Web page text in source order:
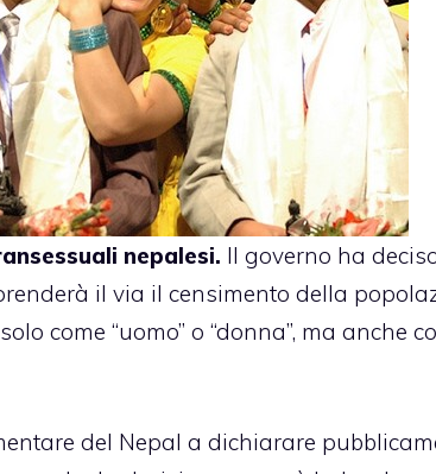
nepalesi. Il governo ha
il via il censimento della
come “uomo” o “donna”, ma anche
del Nepal a dichiarare